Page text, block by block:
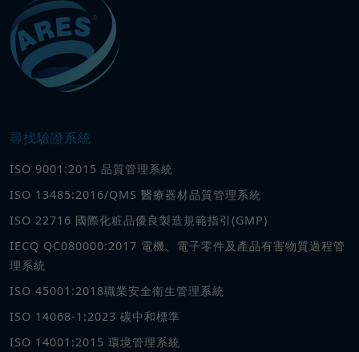
尋找驗證系統
ISO 9001:2015 品質管理系統
ISO 13485:2016/QMS 醫療器材品質管理系統
ISO 22716 國際化粧品優良製造規範指引(GMP)
IECQ QC080000:2017 電機、電子零件及產品有害物質過程管
理系統
ISO 45001:2018職業安全衛生管理系統
ISO 14068-1:2023 碳中和標準
ISO 14001:2015 環境管理系統